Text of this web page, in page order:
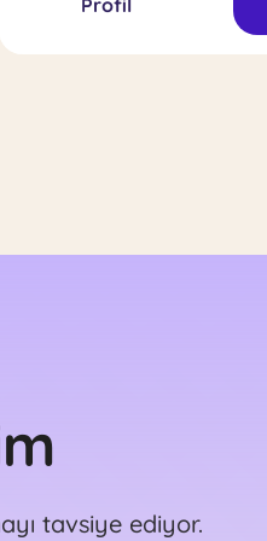
hastanelerinde asistan
Kabul ve Adanmışlık Terapisi
Profil
tavsiye ediyor.